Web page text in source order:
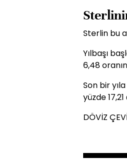
Sterlin bu
Yılbaşı
6,48
Son bir
yüzde
DÖVİZ